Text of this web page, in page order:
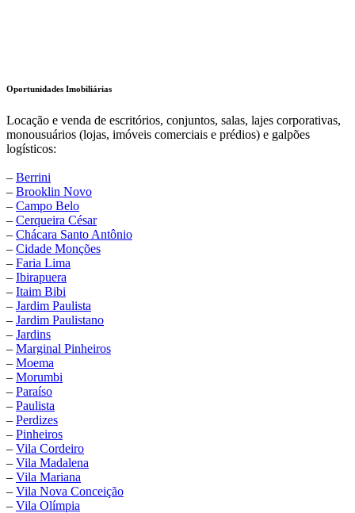
Oportunidades Imobiliárias
Locação e venda de escritórios, conjuntos, salas, lajes corporativas,
monousuários (lojas, imóveis comerciais e prédios) e galpões
logísticos:
– Berrini
– Brooklin Novo
– Campo Belo
– Cerqueira César
– Chácara Santo Antônio
– Cidade Monções
– Faria Lima
– Ibirapuera
– Itaim Bibi
– Jardim Paulista
– Jardim Paulistano
– Jardins
– Marginal Pinheiros
– Moema
– Morumbi
– Paraíso
– Paulista
– Perdizes
– Pinheiros
– Vila Cordeiro
– Vila Madalena
– Vila Mariana
– Vila Nova Conceição
– Vila Olímpia